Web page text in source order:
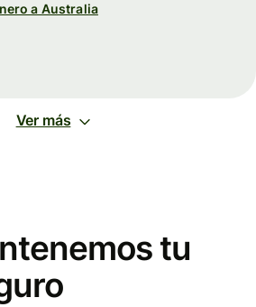
a Australia
Ver más
tu